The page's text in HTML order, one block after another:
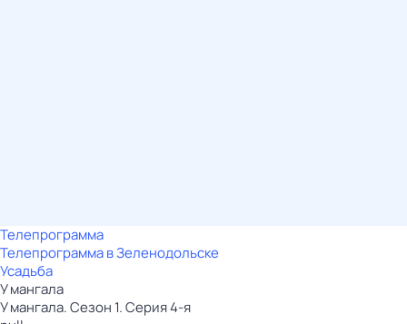
Телепрограмма
Телепрограмма в Зеленодольске
Усадьба
У мангала
У мангала. Сезон 1. Серия 4-я